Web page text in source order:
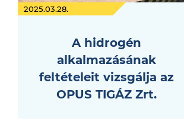
2025.03.28.
A hidrogén
alkalmazásának
feltételeit vizsgálja az
OPUS TIGÁZ Zrt.